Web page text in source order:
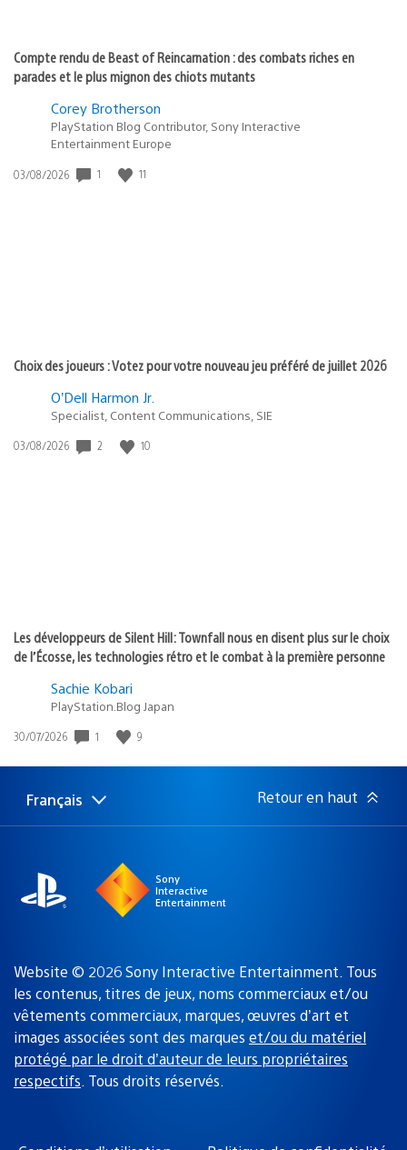
Compte rendu de Beast of Reincarnation : des combats riches en
parades et le plus mignon des chiots mutants
Corey Brotherson
PlayStation Blog Contributor, Sony Interactive
Entertainment Europe
Date
03/08/2026 1 11
Choix des joueurs : Votez pour votre nouveau jeu préféré de juillet 2026
O’Dell Harmon Jr.
Specialist, Content Communications, SIE
Date
03/08/2026 2 10
Les développeurs de Silent Hill: Townfall nous en disent plus sur le choix
de l’Écosse, les technologies rétro et le combat à la première personne
Sachie Kobari
PlayStation.Blog Japan
Date
publication
30/07/2026 1 9
Choisir
Région
Français Retour en haut
Sony
Interactive
Entertainment
Website © 2026 Sony Interactive Entertainment. Tous
les contenus, titres de jeux, noms commerciaux et/ou
vêtements commerciaux, marques, œuvres d’art et
images associées sont des marques et/ou du matériel
protégé par le droit d’auteur de leurs propriétaires
respectifs. Tous droits réservés.